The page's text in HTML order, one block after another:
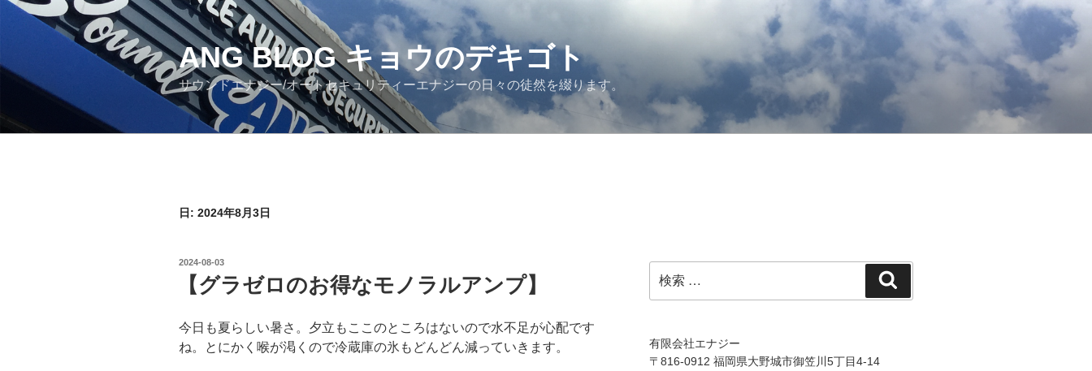
ン
ス
ANG BLOG キョウのデキゴト
サウンドエナジー/オートセキュリティーエナジーの日々の徒然を綴ります。
日: 2024年8月3日
投
2024-08-03
【グラゼロのお得なモノラルアンプ】
今日も夏らしい暑さ。夕立もここのところはないので水不足が心配です
ね。とにかく喉が渇くので冷蔵庫の氷もどんどん減っていきます。
索:
索
有限会社エナジー
〒816-0912 福岡県大野城市御笠川5丁目4-14